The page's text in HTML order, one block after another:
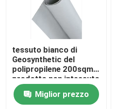
tessuto bianco di
Geosynthetic del
polipropilene 200sqm
prodotto non intessuto
del geotessuto da 4
once Miglior prezzo